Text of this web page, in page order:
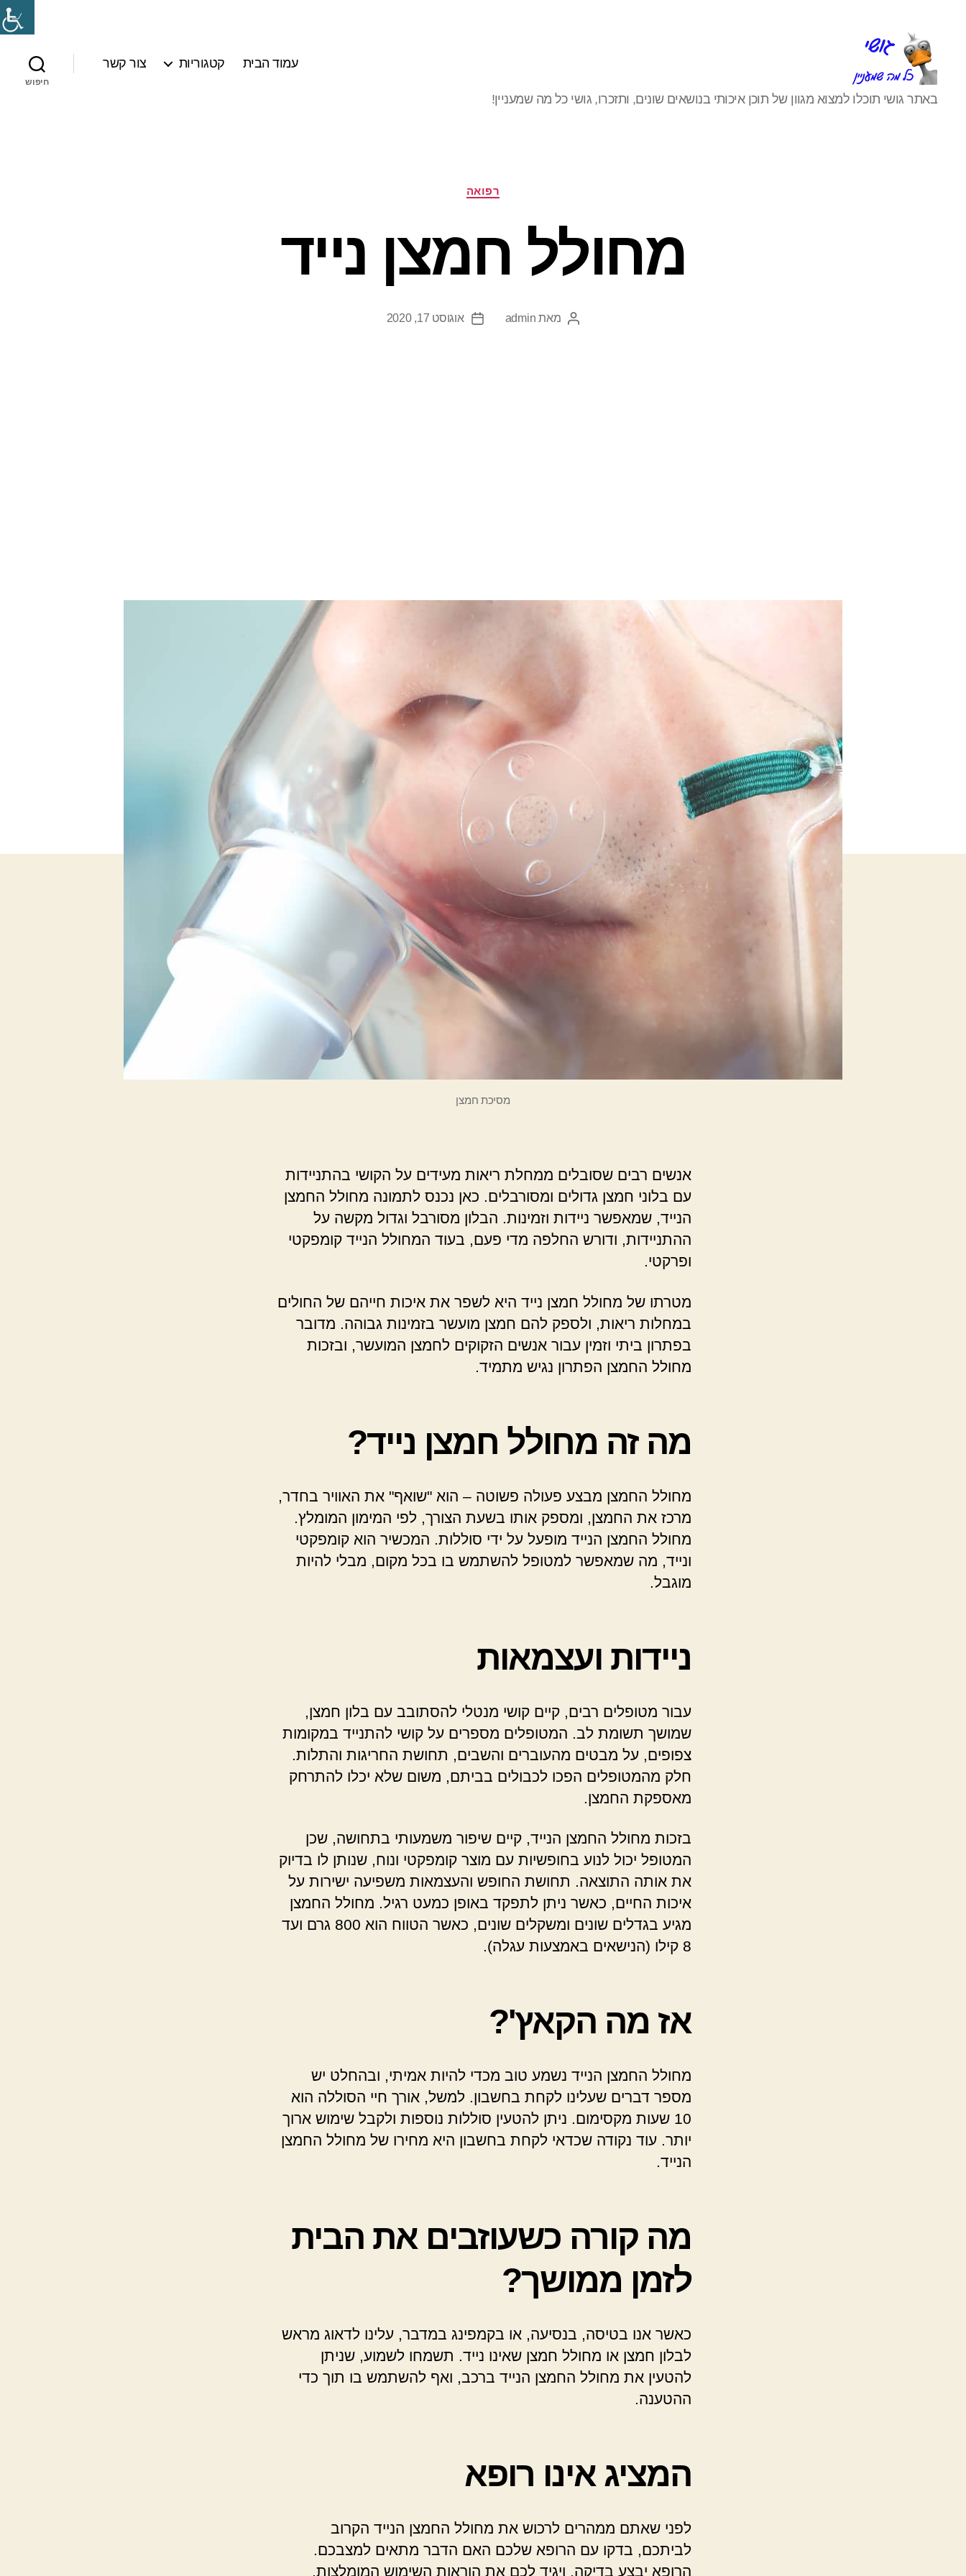
כל
באתר גושי תוכלו למצוא מגוון של תוכן איכותי בנושאים שונים, ותזכרו, גושי כל מה שמעניין!
עמוד הבית קטגוריות צור קשר
חיפוש
רפואה
מחולל חמצן נייד
המחבר
מאת admin
תאריךאוגוסט 17, 2020
מסיכת חמצן
אנשים רבים שסובלים ממחלת ריאות מעידים על הקושי בהתניידות
עם בלוני חמצן גדולים ומסורבלים. כאן נכנס לתמונה מחולל החמצן
הנייד, שמאפשר ניידות וזמינות. הבלון מסורבל וגדול מקשה על
ההתניידות, ודורש החלפה מדי פעם, בעוד המחולל הנייד קומפקטי
ופרקטי.
מטרתו של מחולל חמצן נייד היא לשפר את איכות חייהם של החולים
במחלות ריאות, ולספק להם חמצן מועשר בזמינות גבוהה. מדובר
בפתרון ביתי וזמין עבור אנשים הזקוקים לחמצן המועשר, ובזכות
מחולל החמצן הפתרון נגיש מתמיד.
מה זה מחולל חמצן נייד?
מחולל החמצן מבצע פעולה פשוטה – הוא "שואף" את האוויר בחדר,
מרכז את החמצן, ומספק אותו בשעת הצורך, לפי המימון המומלץ.
מחולל החמצן הנייד מופעל על ידי סוללות. המכשיר הוא קומפקטי
ונייד, מה שמאפשר למטופל להשתמש בו בכל מקום, מבלי להיות
מוגבל.
ניידות ועצמאות
עבור מטופלים רבים, קיים קושי מנטלי להסתובב עם בלון חמצן,
שמושך תשומת לב. המטופלים מספרים על קושי להתנייד במקומות
צפופים, על מבטים מהעוברים והשבים, תחושת החריגות והתלות.
חלק מהמטופלים הפכו לכבולים בביתם, משום שלא יכלו להתרחק
מאספקת החמצן.
בזכות מחולל החמצן הנייד, קיים שיפור משמעותי בתחושה, שכן
המטופל יכול לנוע בחופשיות עם מוצר קומפקטי ונוח, שנותן לו בדיוק
את אותה התוצאה. תחושת החופש והעצמאות משפיעה ישירות על
איכות החיים, כאשר ניתן לתפקד באופן כמעט רגיל. מחולל החמצן
מגיע בגדלים שונים ומשקלים שונים, כאשר הטווח הוא 800 גרם ועד
8 קילו (הנישאים באמצעות עגלה).
אז מה הקאץ'?
מחולל החמצן הנייד נשמע טוב מכדי להיות אמיתי, ובהחלט יש
מספר דברים שעלינו לקחת בחשבון. למשל, אורך חיי הסוללה הוא
10 שעות מקסימום. ניתן להטעין סוללות נוספות ולקבל שימוש ארוך
יותר. עוד נקודה שכדאי לקחת בחשבון היא מחירו של מחולל החמצן
הנייד.
מה קורה כשעוזבים את הבית
לזמן ממושך?
כאשר אנו בטיסה, בנסיעה, או בקמפינג במדבר, עלינו לדאוג מראש
לבלון חמצן או מחולל חמצן שאינו נייד. תשמחו לשמוע, שניתן
להטעין את מחולל החמצן הנייד ברכב, ואף להשתמש בו תוך כדי
ההטענה.
המציג אינו רופא
לפני שאתם ממהרים לרכוש את מחולל החמצן הנייד הקרוב
לביתכם, בדקו עם הרופא שלכם האם הדבר מתאים למצבכם.
הרופא יבצע בדיקה, ויגיד לכם את הוראות השימוש המומלצות,